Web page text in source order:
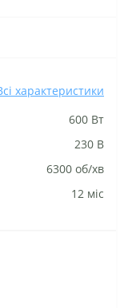
характеристики
600 Вт
230 В
6300 об/хв
12 міс